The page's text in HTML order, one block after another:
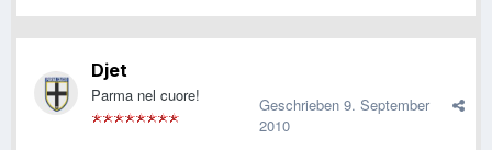
Djet
Parma nel cuore! Geschrieben 9. September
2010